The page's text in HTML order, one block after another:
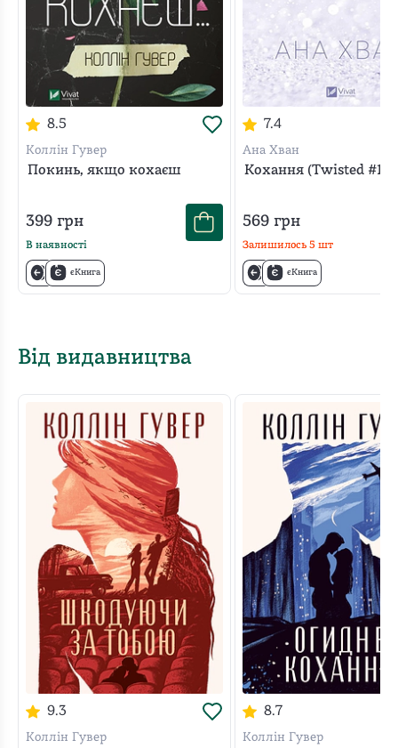
8.5
Коллін Гувер
Покинь, якщо кохаєш
399 грн
В наявності
єКнига
7.4
Ана Хван
Кохання (Twisted #1)
569грн
Залишилось 5шт
єКнига
Від видавництва
9.3
Коллін Гувер
8.7
Коллін Гувер